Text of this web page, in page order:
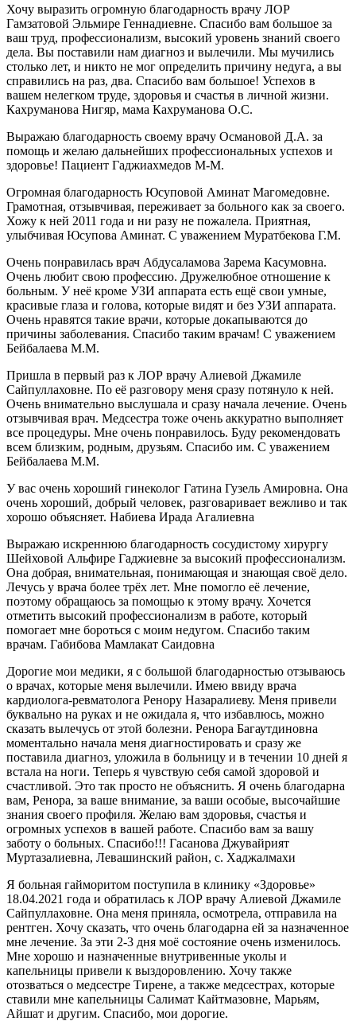
Хочу выразить огромную благодарность врачу ЛОР
Гамзатовой Эльмире Геннадиевне. Спасибо вам большое за
ваш труд, профессионализм, высокий уровень знаний своего
дела. Вы поставили нам диагноз и вылечили. Мы мучились
столько лет, и никто не мог определить причину недуга, а вы
справились на раз, два. Спасибо вам большое! Успехов в
вашем нелегком труде, здоровья и счастья в личной жизни.
Кахруманова Нигяр, мама Кахруманова О.С.
Выражаю благодарность своему врачу Османовой Д.А. за
помощь и желаю дальнейших профессиональных успехов и
здоровье! Пациент Гаджиахмедов М-М.
Огромная благодарность Юсуповой Аминат Магомедовне.
Грамотная, отзывчивая, переживает за больного как за своего.
Хожу к ней 2011 года и ни разу не пожалела. Приятная,
улыбчивая Юсупова Аминат. С уважением Муратбекова Г.М.
Очень понравилась врач Абдусаламова Зарема Касумовна.
Очень любит свою профессию. Дружелюбное отношение к
больным. У неё кроме УЗИ аппарата есть ещё свои умные,
красивые глаза и голова, которые видят и без УЗИ аппарата.
Очень нравятся такие врачи, которые докапываются до
причины заболевания. Спасибо таким врачам! С уважением
Бейбалаева М.М.
Пришла в первый раз к ЛОР врачу Алиевой Джамиле
Сайпуллаховне. По её разговору меня сразу потянуло к ней.
Очень внимательно выслушала и сразу начала лечение. Очень
отзывчивая врач. Медсестра тоже очень аккуратно выполняет
все процедуры. Мне очень понравилось. Буду рекомендовать
всем близким, родным, друзьям. Спасибо им. С уважением
Бейбалаева М.М.
У вас очень хороший гинеколог Гатина Гузель Амировна. Она
очень хороший, добрый человек, разговаривает вежливо и так
хорошо объясняет. Набиева Ирада Агалиевна
Выражаю искреннюю благодарность сосудистому хирургу
Шейховой Альфире Гаджиевне за высокий профессионализм.
Она добрая, внимательная, понимающая и знающая своё дело.
Лечусь у врача более трёх лет. Мне помогло её лечение,
поэтому обращаюсь за помощью к этому врачу. Хочется
отметить высокий профессионализм в работе, который
помогает мне бороться с моим недугом. Спасибо таким
врачам. Габибова Мамлакат Саидовна
Дорогие мои медики, я с большой благодарностью отзываюсь
о врачах, которые меня вылечили. Имею ввиду врача
кардиолога-ревматолога Ренору Назаралиеву. Меня привели
буквально на руках и не ожидала я, что избавлюсь, можно
сказать вылечусь от этой болезни. Ренора Багаутдиновна
моментально начала меня диагностировать и сразу же
поставила диагноз, уложила в больницу и в течении 10 дней я
встала на ноги. Теперь я чувствую себя самой здоровой и
счастливой. Это так просто не объяснить. Я очень благодарна
вам, Ренора, за ваше внимание, за ваши особые, высочайшие
знания своего профиля. Желаю вам здоровья, счастья и
огромных успехов в вашей работе. Спасибо вам за вашу
заботу о больных. Спасибо!!! Гасанова Джувайрият
Муртазалиевна, Левашинский район, с. Хаджалмахи
Я больная гайморитом поступила в клинику «Здоровье»
18.04.2021 года и обратилась к ЛОР врачу Алиевой Джамиле
Сайпуллаховне. Она меня приняла, осмотрела, отправила на
рентген. Хочу сказать, что очень благодарна ей за назначенное
мне лечение. За эти 2-3 дня моё состояние очень изменилось.
Мне хорошо и назначенные внутривенные уколы и
капельницы привели к выздоровлению. Хочу также
отозваться о медсестре Тирене, а также медсестрах, которые
ставили мне капельницы Салимат Кайтмазовне, Марьям,
Айшат и другим. Спасибо, мои дорогие.